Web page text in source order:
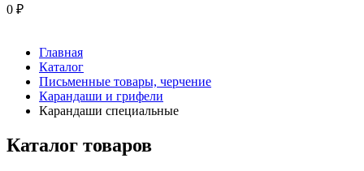
0 ₽
Главная
Каталог
Письменные товары, черчение
Карандаши и грифели
Карандаши специальные
Каталог товаров